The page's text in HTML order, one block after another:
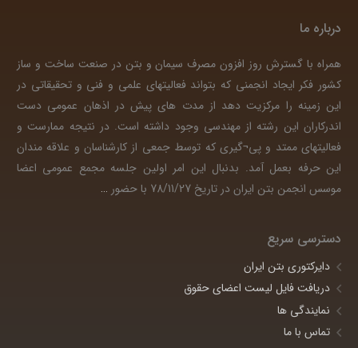
درباره ما
همراه با گسترش روز افزون مصرف سیمان و بتن در صنعت ساخت و ساز
کشور فکر ایجاد انجمنی که بتواند فعالیتهای علمی و فنی و تحقیقاتی در
این زمینه را مرکزیت دهد از مدت های پیش در اذهان عمومی دست
اندرکاران این رشته از مهندسی وجود داشته است. در نتیجه ممارست و
فعالیتهای ممتد و پی¬گیری که توسط جمعی از کارشناسان و علاقه مندان
این حرفه بعمل آمد. بدنبال این امر اولین جلسه مجمع عمومی اعضا
موسس انجمن بتن ایران در تاریخ 78/11/27 با حضور
…
دسترسی سریع
دایرکتوری بتن ایران
دریافت فایل لیست اعضای حقوق
نمایندگی ها
تماس با ما